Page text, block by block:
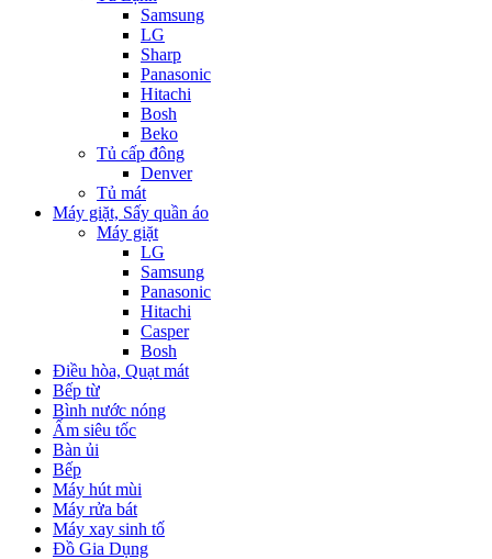
Samsung
LG
Sharp
Panasonic
Hitachi
Bosh
Beko
Tủ cấp đông
Denver
Tủ mát
Máy giặt, Sấy quần áo
Máy giặt
LG
Samsung
Panasonic
Hitachi
Casper
Bosh
Điều hòa, Quạt mát
Bếp từ
Bình nước nóng
Ấm siêu tốc
Bàn ủi
Bếp
Máy hút mùi
Máy rửa bát
Máy xay sinh tố
Đồ Gia Dụng